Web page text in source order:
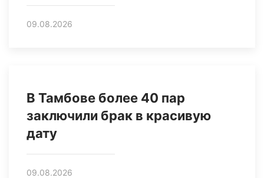
09.08.2026
В Тамбове более 40 пар
заключили брак в красивую
дату
09.08.2026